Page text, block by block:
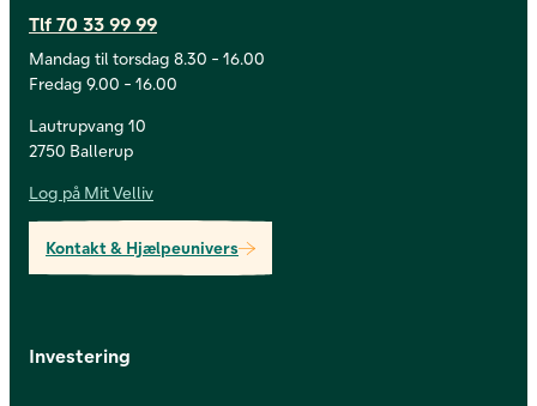
Tlf 70 33 99 99
Mandag til torsdag 8.30 - 16.00
Fredag 9.00 - 16.00
Lautrupvang 10
2750 Ballerup
Log på Mit Velliv
Kontakt & Hjælpeunivers
Investering